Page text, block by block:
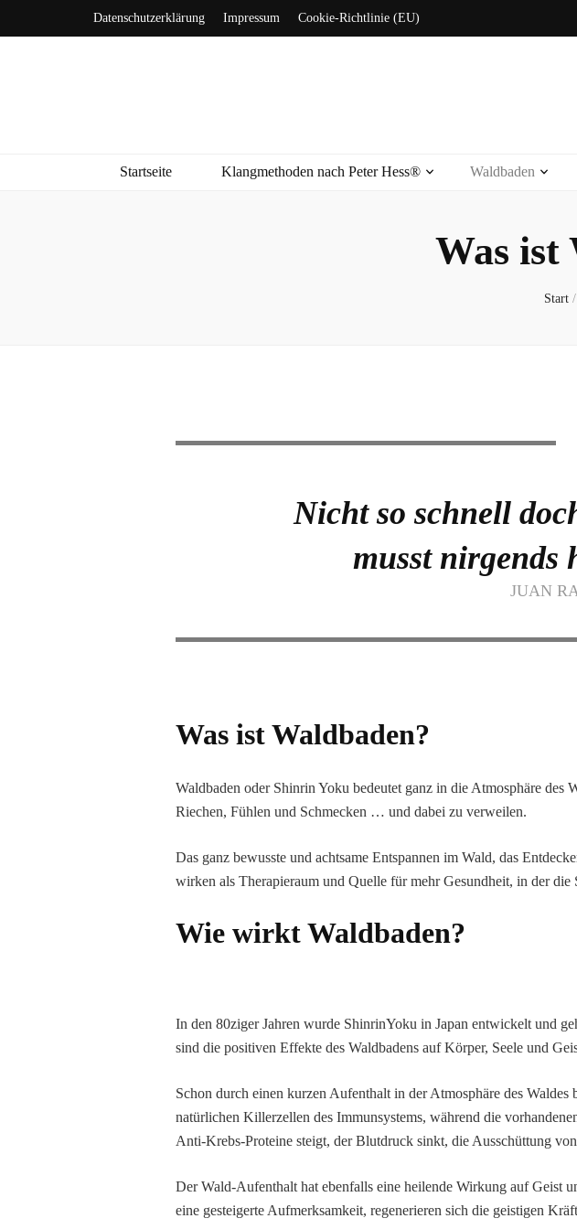
Datenschutzerklärung Impressum Cookie-Richtlinie (EU)
Startseite Klangmethoden nach Peter Hess® Waldbaden
Was ist
Start /
Nicht so schnell
musst nirgends
JUAN
Was ist Waldbaden?
Waldbaden oder Shinrin Yoku bedeutet ganz in die Atmosphäre des
Riechen, Fühlen und Schmecken … und dabei zu verweilen.
Das ganz bewusste und achtsame Entspannen im Wald, das
wirken als Therapieraum und Quelle für mehr Gesundheit, in der die
Wie wirkt Waldbaden?
In den 80ziger Jahren wurde ShinrinYoku in Japan entwickelt und
sind die positiven Effekte des Waldbadens auf Körper, Seele und
Schon durch einen kurzen Aufenthalt in der Atmosphäre des
natürlichen Killerzellen des Immunsystems, während die
Anti-Krebs-Proteine steigt, der Blutdruck sinkt, die Ausschüttung
Der Wald-Aufenthalt hat ebenfalls eine heilende Wirkung auf Geist
eine gesteigerte Aufmerksamkeit, regenerieren sich die geistigen